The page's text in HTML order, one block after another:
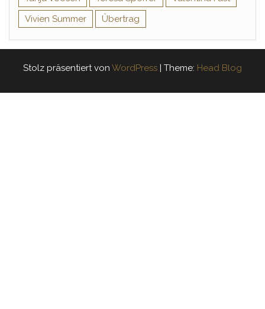
Vivien Summer
Übertrag
Stolz präsentiert von WordPress | Theme: Head Blog